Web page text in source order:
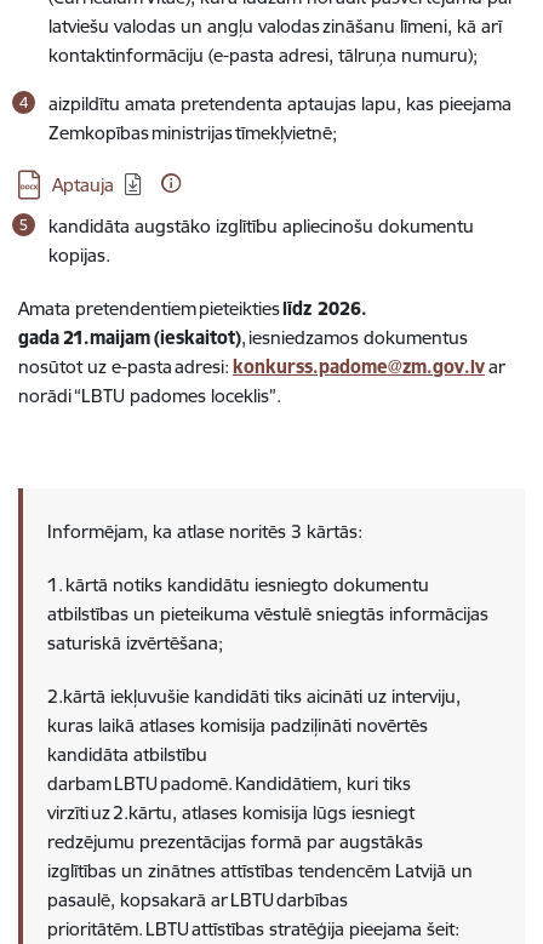
latviešu valodas un angļu valodas zināšanu līmeni, kā arī
kontaktinformāciju (e-pasta adresi, tālruņa numuru);
aizpildītu amata pretendenta aptaujas lapu, kas pieejama
Zemkopības ministrijas tīmekļvietnē;
Lejupielādēt:
Aptauja
kandidāta augstāko izglītību apliecinošu dokumentu
kopijas.
Amata pretendentiem pieteiktieslīdz 2026.
gada21.maijam(ieskaitot), iesniedzamos dokumentus
nosūtot uz e-pasta adresi: konkurss.padome@zm.gov.lvar
norādi “LBTU padomes loceklis”.
Informējam, ka atlase noritēs 3 kārtās:
1. kārtā notiks kandidātu iesniegto dokumentu
atbilstības un pieteikuma vēstulē sniegtās informācijas
saturiskā izvērtēšana;
2.kārtā iekļuvušie kandidāti tiks aicināti uz interviju,
kuras laikā atlases komisija padziļināti novērtēs
kandidāta atbilstību
darbam LBTU padomē. Kandidātiem, kuri tiks
virzīti uz 2.kārtu, atlases komisija lūgs iesniegt
redzējumu prezentācijas formā par augstākās
izglītības un zinātnes attīstības tendencēm Latvijā un
pasaulē, kopsakarā ar LBTU darbības
prioritātēm. LBTU attīstības stratēģija pieejama šeit: